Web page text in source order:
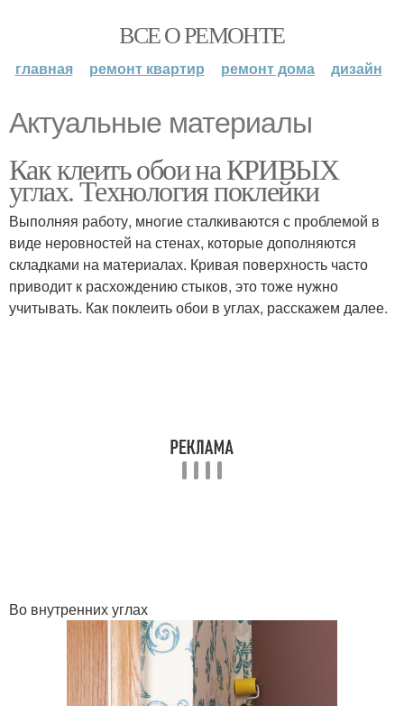
ВСЕ О РЕМОНТЕ
главная ремонт квартир ремонт дома дизайн
Актуальные материалы
Как клеить обои на КРИВЫХ
углах. Технология поклейки
Выполняя работу, многие сталкиваются с проблемой в
виде неровностей на стенах, которые дополняются
складками на материалах. Кривая поверхность часто
приводит к расхождению стыков, это тоже нужно
учитывать. Как поклеить обои в углах, расскажем далее.
Во внутренних углах